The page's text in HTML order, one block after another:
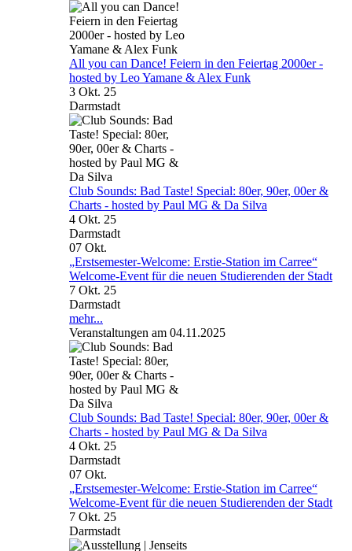
All you can Dance! Feiern in den Feiertag 2000er -
hosted by Leo Yamane & Alex Funk
3 Okt. 25
Darmstadt
Club Sounds: Bad Taste! Special: 80er, 90er, 00er &
Charts - hosted by Paul MG & Da Silva
4 Okt. 25
Darmstadt
07 Okt.
„Erstsemester-Welcome: Erstie-Station im Carree“
Welcome-Event für die neuen Studierenden der Stadt
7 Okt. 25
Darmstadt
mehr...
Veranstaltungen am 04.11.2025
Club Sounds: Bad Taste! Special: 80er, 90er, 00er &
Charts - hosted by Paul MG & Da Silva
4 Okt. 25
Darmstadt
07 Okt.
„Erstsemester-Welcome: Erstie-Station im Carree“
Welcome-Event für die neuen Studierenden der Stadt
7 Okt. 25
Darmstadt